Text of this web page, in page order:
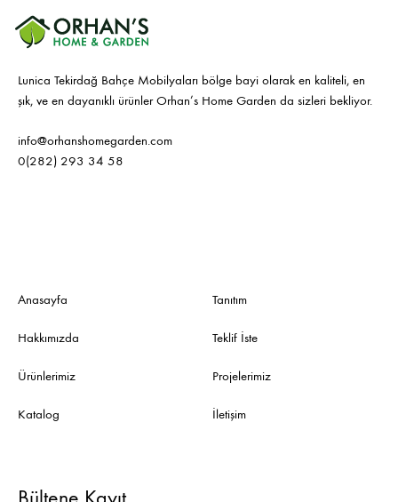
Lunica Tekirdağ Bahçe Mobilyaları bölge bayi olarak en kaliteli, en
şık, ve en dayanıklı ürünler Orhan’s Home Garden da sizleri bekliyor.
info@orhanshomegarden.com
0(282) 293 34 58
Anasayfa
Hakkımızda
Ürünlerimiz
Katalog
Tanıtım
Teklif İste
Projelerimiz
İletişim